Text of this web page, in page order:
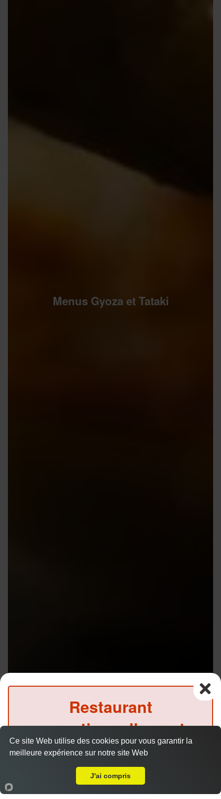
Menus Gyoza et Tataki
Accueil Panier Compte
Restaurant
exceptionnellement
fermé ce midi
(Précommande possible)
Ce site Web utilise des cookies pour vous garantir la
meilleure expérience sur notre site Web
J'ai compris